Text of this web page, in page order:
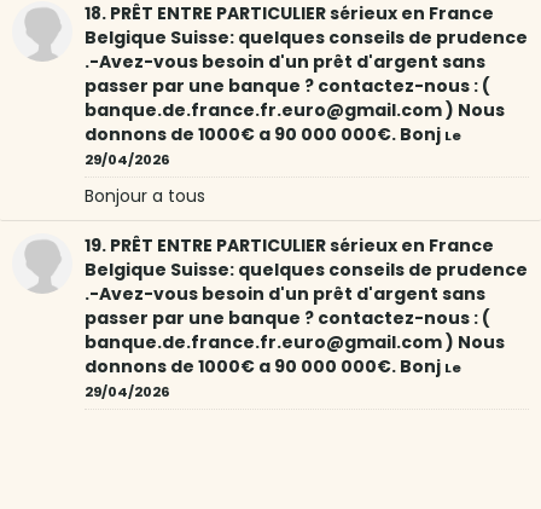
18. PRÊT ENTRE PARTICULIER sérieux en France
Belgique Suisse: quelques conseils de prudence
.-Avez-vous besoin d'un prêt d'argent sans
passer par une banque ? contactez-nous : (
banque.de.france.fr.euro@gmail.com ) Nous
donnons de 1000€ a 90 000 000€. Bonj Le
29/04/2026
Bonjour a tous
19. PRÊT ENTRE PARTICULIER sérieux en France
Belgique Suisse: quelques conseils de prudence
.-Avez-vous besoin d'un prêt d'argent sans
passer par une banque ? contactez-nous : (
banque.de.france.fr.euro@gmail.com ) Nous
donnons de 1000€ a 90 000 000€. Bonj Le
29/04/2026